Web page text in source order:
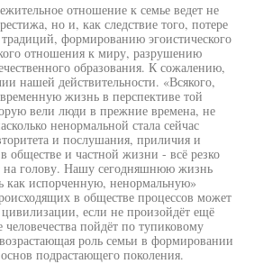
отношение к семье ведет не
но и, как следствие того, потере
формированию эгоистического
отношения к миру, разрушению
образования. К сожалению,
нашей действительности. «Всякого,
жизнь в перспективе той
вели люди в прежние времена, не
ненормальной стала сейчас
и послушания, приличия и
обществе и частной жизни - всё резко
на голову. Нашу сегодняшнюю жизнь
как испорченную, ненормальную»
в обществе процессов может
цивилизации, если не произойдёт ещё
человечества пойдёт по тупиковому
роль семьи в формировании
подрастающего поколения.